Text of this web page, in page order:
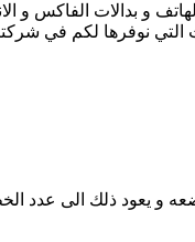
و بدالات الفاكس و
التي نوفرها لكم في
و يعود ذلك الى عدد